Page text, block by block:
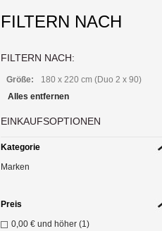
FILTERN NACH
FILTERN NACH:
Größe:
180 x 220 cm (Duo 2 x 90)
Alles entfernen
EINKAUFSOPTIONEN
Kategorie
Marken
Preis
0,00 € und höher (1)